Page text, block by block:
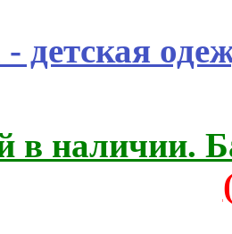
детская
в наличии.